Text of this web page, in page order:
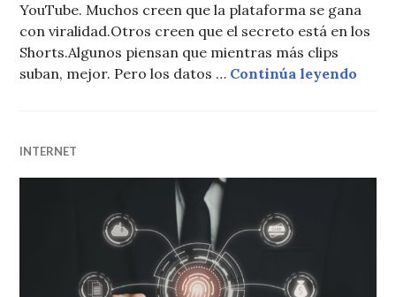
YouTube. Muchos creen que la plataforma se gana
con viralidad.Otros creen que el secreto está en los
Shorts.Algunos piensan que mientras más clips
suban, mejor. Pero los datos … Continúa leyendo
INTERNET